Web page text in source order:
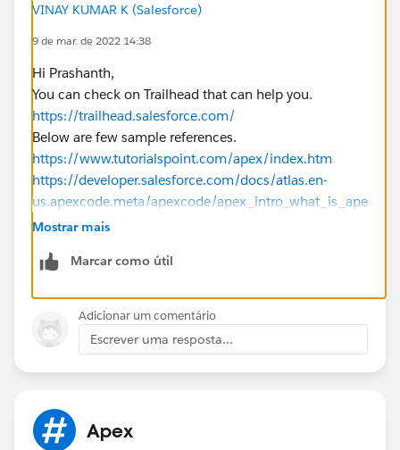
VINAY KUMAR K (Salesforce)
9 de mar. de 2022 14:38
Hi Prashanth,
You can check on Trailhead that can help you.
https://trailhead.salesforce.com/
Below are few sample references.
https://www.tutorialspoint.com/apex/index.htm
https://developer.salesforce.com/docs/atlas.en-
us.apexcode.meta/apexcode/apex_intro_what_is_ape
x.htm
apex-programming/
Thanks,
Mostrar mais
Marcar como útil
Adicionar um comentário
Escrever uma resposta...
Apex